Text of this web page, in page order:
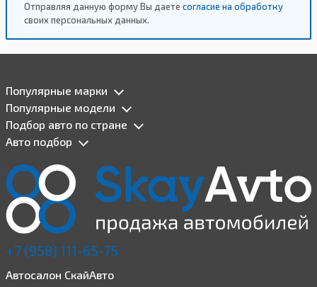
Отправляя данную форму Вы даете согласие на обработку
своих персональных данных.
Популярные марки
Популярные модели
Подбор авто по стране
Авто подбор
+7 (958) 111-65-75
Автосалон СкайАвто